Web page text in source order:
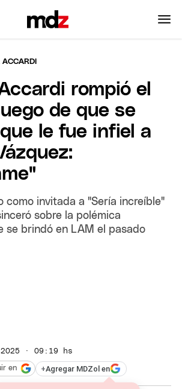
rompió el
de que se
le fue infiel a
como invitada a "Sería increíble"
sobre la polémica
se brindó en LAM el pasado
· 09:19 hs
+Agregar MDZol en
en